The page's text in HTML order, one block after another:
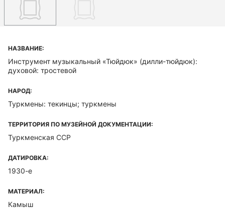
НАЗВАНИЕ:
Инструмент музыкальный «Тюйдюк» (дилли-тюйдюк):
духовой: тростевой
НАРОД:
Туркмены: текинцы; туркмены
ТЕРРИТОРИЯ ПО МУЗЕЙНОЙ ДОКУМЕНТАЦИИ:
Туркменская ССР
ДАТИРОВКА:
1930-е
МАТЕРИАЛ:
Камыш